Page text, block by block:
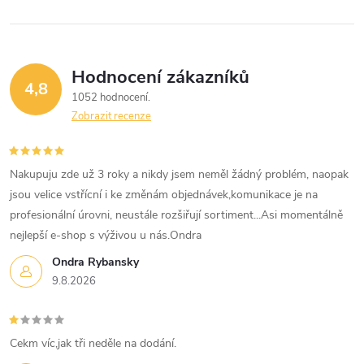
4,8 Hodnocení zákazníků
1052 hodnocení
Zobrazit recenze
Ondra Rybansky
9.8.2026
Nakupuju zde už 3 roky a nikdy jsem neměl žádný problém, naopak
jsou velice vstřícní i ke změnám objednávek,komunikace je na
profesionální úrovni, neustále rozšiřují sortiment...Asi momentálně
nejlepší e-shop s výživou u nás.Ondra
Cekm víc,jak tři neděle na dodání.